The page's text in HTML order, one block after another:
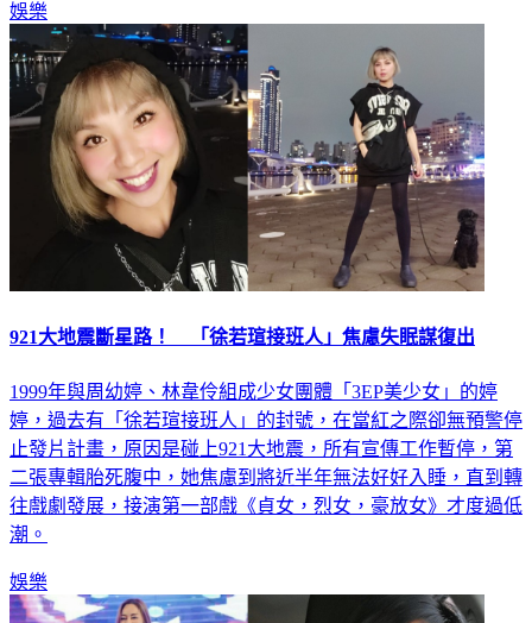
娛樂
921大地震斷星路！ 「徐若瑄接班人」焦慮失眠謀復出
1999年與周幼婷、林韋伶組成少女團體「3EP美少女」的婷
婷，過去有「徐若瑄接班人」的封號，在當紅之際卻無預警停
止發片計畫，原因是碰上921大地震，所有宣傳工作暫停，第
二張專輯胎死腹中，她焦慮到將近半年無法好好入睡，直到轉
往戲劇發展，接演第一部戲《貞女，烈女，豪放女》才度過低
潮。
娛樂